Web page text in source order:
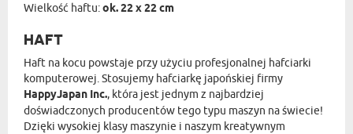
Wielkość haftu:ok. 22 x 22 cm
HAFT
Haft na kocu powstaje przy użyciu profesjonalnej hafciarki
komputerowej. Stosujemy hafciarkę japońskiej firmy
HappyJapan Inc., która jest jednym z najbardziej
doświadczonych producentów tego typu maszyn na świecie!
Dzięki wysokiej klasy maszynie i naszym kreatywnym